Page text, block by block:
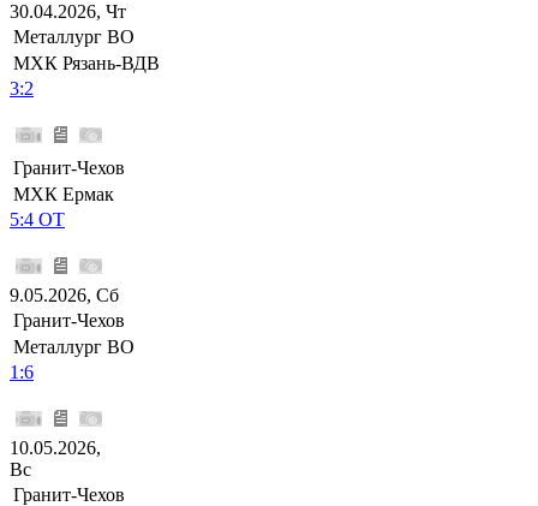
30.04.2026, Чт
Металлург ВО
МХК Рязань-ВДВ
3:2
Гранит-Чехов
МХК Ермак
5:4 ОТ
9.05.2026, Сб
Гранит-Чехов
Металлург ВО
1:6
10.05.2026,
Вс
Гранит-Чехов